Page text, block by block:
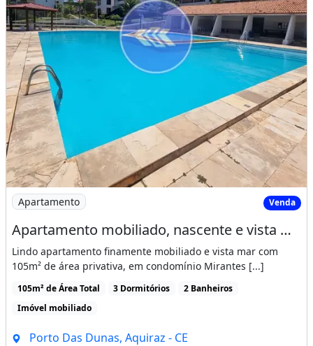
Imagem: Apartamento mobiliado, nascente e vista
Apartamento Venda
Apartamento mobiliado, nascente e vista mar com 3 quartos
Lindo apartamento finamente mobiliado e vista mar com
105m² de área privativa, em condomínio Mirantes [...]
105m² de Área Total 3 Dormitórios
2 Banheiros
Imóvel mobiliado
Porto Das Dunas, Aquiraz - CE